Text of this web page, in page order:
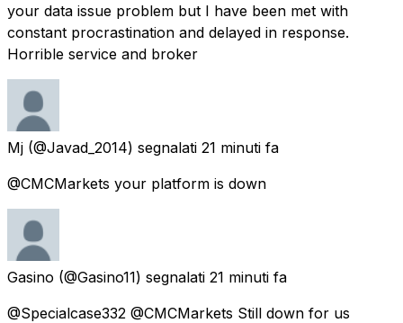
your data issue problem but I have been met with
constant procrastination and delayed in response.
Horrible service and broker
Mj (@Javad_2014) segnalati 21 minuti fa
@CMCMarkets your platform is down
Gasino (@Gasino11) segnalati 21 minuti fa
@Specialcase332 @CMCMarkets Still down for us